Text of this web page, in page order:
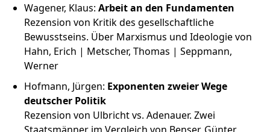
Wagener, Klaus: Arbeit an den Fundamenten
Rezension von Kritik des gesellschaftliche
Bewusstseins. Über Marxismus und Ideologie von
Hahn, Erich | Metscher, Thomas | Seppmann,
Werner
Hofmann, Jürgen: Exponenten zweier Wege
deutscher Politik
Rezension von Ulbricht vs. Adenauer. Zwei